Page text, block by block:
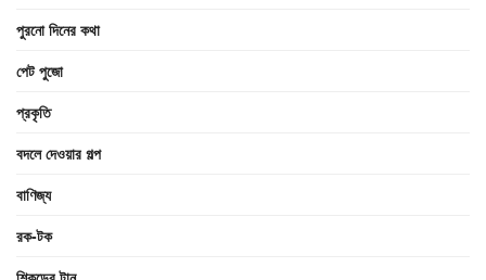
পুরনো দিনের কথা
পেট পুজো
প্রকৃতি
বদলে দেওয়ার গল্প
বাণিজ্য
রক-টক